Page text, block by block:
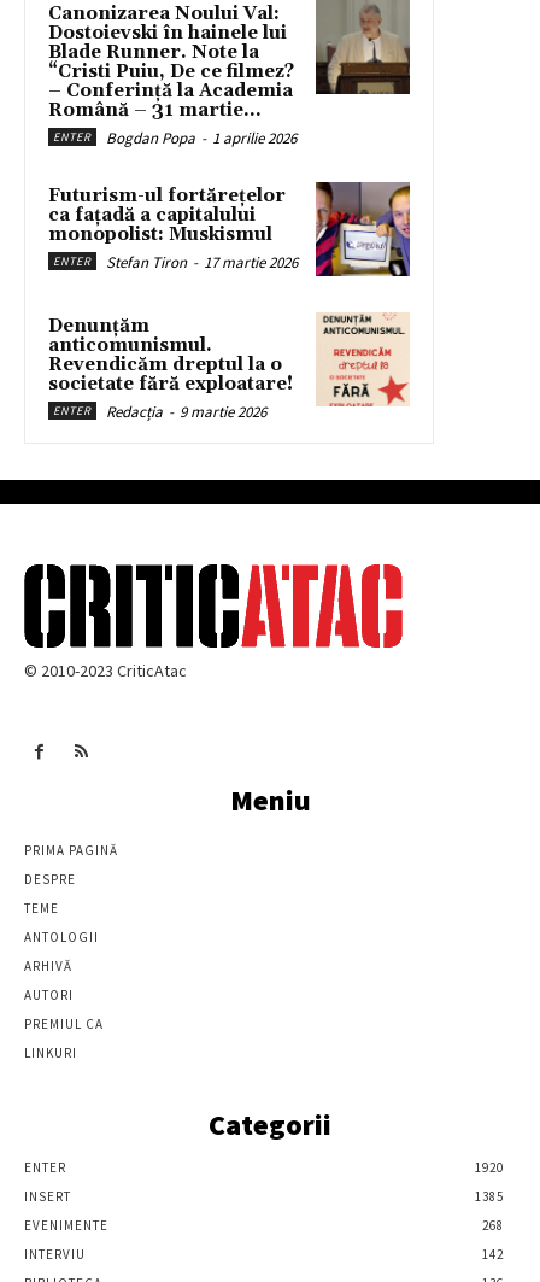
Canonizarea Noului Val:
Dostoievski în hainele lui
Blade Runner. Note la
“Cristi Puiu, De ce filmez?
– Conferință la Academia
Română – 31 martie...
ENTER Bogdan Popa - 1 aprilie 2026
Futurism-ul fortărețelor
ca fațadă a capitalului
monopolist: Muskismul
ENTER Stefan Tiron - 17 martie 2026
Denunțăm
anticomunismul.
Revendicăm dreptul la o
societate fără exploatare!
ENTER Redacția - 9 martie 2026
© 2010-2023 CriticAtac
Meniu
PRIMA PAGINĂ
DESPRE
TEME
ANTOLOGII
ARHIVĂ
AUTORI
PREMIUL CA
LINKURI
Categorii
ENTER
1920
INSERT
1385
EVENIMENTE
268
INTERVIU
142